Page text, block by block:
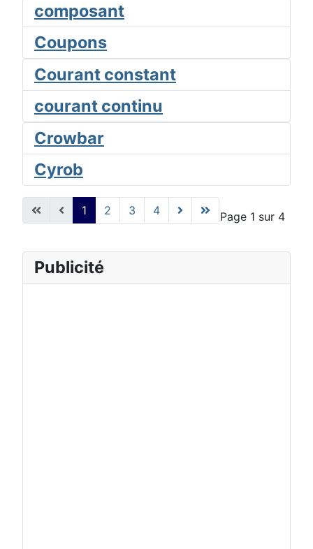
composant
Coupons
Courant constant
courant continu
Crowbar
Cyrob
Page 1 sur 4
1 2 3 4
Publicité